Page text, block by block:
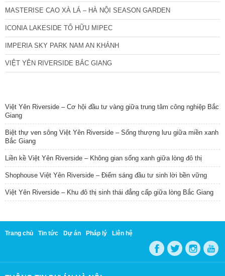
MASTERISE CAO XÀ LÁ – HÀ NỘI SEASON GARDEN
ICONIA LAKESIDE TỐ HỮU MIPEC
IMPERIA SKY PARK NAM AN KHÁNH
VIỆT YÊN RIVERSIDE BẮC GIANG
Việt Yên Riverside – Cơ hội đầu tư vàng giữa trung tâm công nghiệp Bắc
Giang
Biệt thự ven sông Việt Yên Riverside – Sống thượng lưu giữa miền xanh
Bắc Giang
Liền kề Việt Yên Riverside – Không gian sống xanh giữa lòng đô thị
Shophouse Việt Yên Riverside – Điểm sáng đầu tư sinh lời bền vững
Việt Yên Riverside – Khu đô thị sinh thái đẳng cấp giữa lòng Bắc Giang
Trang chủ Tin tức Dự án Pháp lý Liên hệ